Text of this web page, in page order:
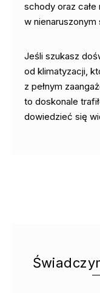
schody oraz całe
w nienaruszonym
Jeśli szukasz
od klimatyzacji,
z pełnym
to doskonale
dowiedzieć się